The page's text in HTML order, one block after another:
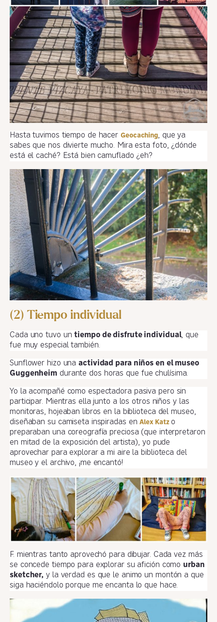
Hasta tuvimos tiempo de hacer Geocaching, que ya
sabes que nos divierte mucho. Mira esta foto, ¿dónde
está el caché? Está bien camuflado ¿eh?
(2) Tiempo individual
Cada uno tuvo untiempo de disfrute individual, que
fue muy especial también.
Sunflower hizo unaactividad para niños en el museo
Guggenheim durante dos horas que fue chulísima.
Yo la acompañé como espectadora pasiva pero sin
participar. Mientras ella junto a los otros niños y las
monitoras, hojeaban libros en la biblioteca del museo,
diseñaban su camiseta inspiradas enAlex Katz o
preparaban una coreografía preciosa (que interpretaron
en mitad de la exposición del artista), yo pude
aprovechar para explorar a mi aire la biblioteca del
museo y el archivo, ¡me encantó!
F. mientras tanto aprovechó para dibujar. Cada vez más
se concede tiempo para explorar su afición como urban
sketcher, y la verdad es que le animo un montón a que
siga haciéndolo porque me encanta lo que hace.